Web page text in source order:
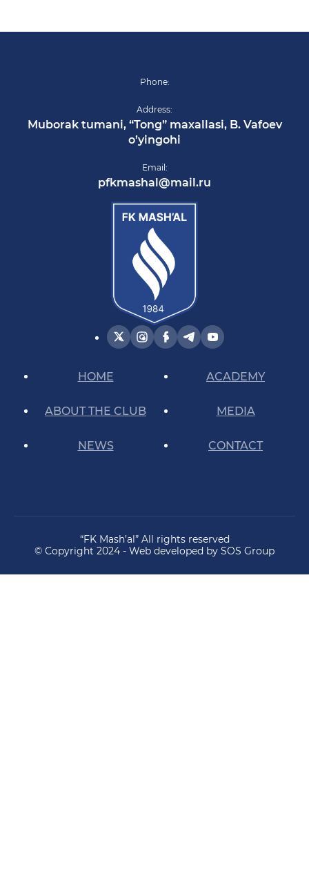
Phone:
Address:
Muborak tumani, “Tong” maxallasi, B. Vafoev
o’yingohi
Email:
pfkmashal@mail.ru
HOME
ABOUT THE CLUB
NEWS
ACADEMY
MEDIA
CONTACT
“FK Mash’al” All rights reserved
© Copyright 2024 - Web developed by SOS Group